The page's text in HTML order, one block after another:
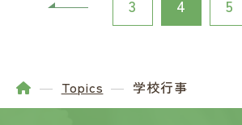
3 4 5
Topics 学校行事